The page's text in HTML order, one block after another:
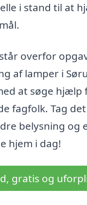
i stand til at
overfor
af lamper i
at søge hjælp
fagfolk. Tag
belysning og
hjem i dag!
gratis og